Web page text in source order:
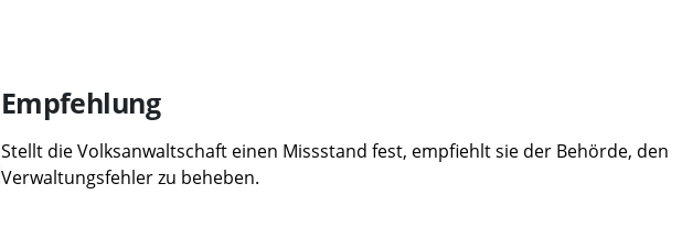
Schritt
7:
Empfehlung
Stellt die Volksanwaltschaft einen Missstand fest, empfiehlt sie der Behörde, den
Verwaltungsfehler zu beheben.